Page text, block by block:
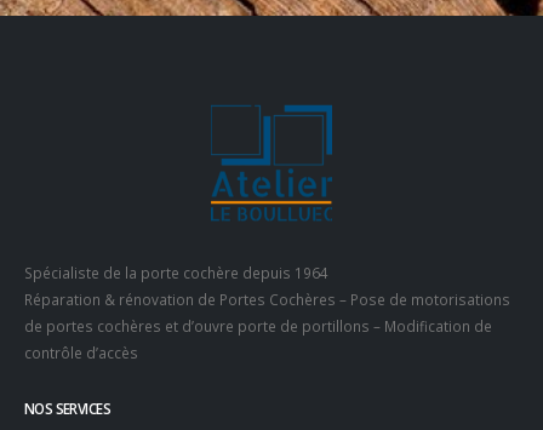
Spécialiste de la porte cochère depuis 1964
Réparation & rénovation de Portes Cochères – Pose de motorisations
de portes cochères et d’ouvre porte de portillons – Modification de
contrôle d’accès
NOS SERVICES